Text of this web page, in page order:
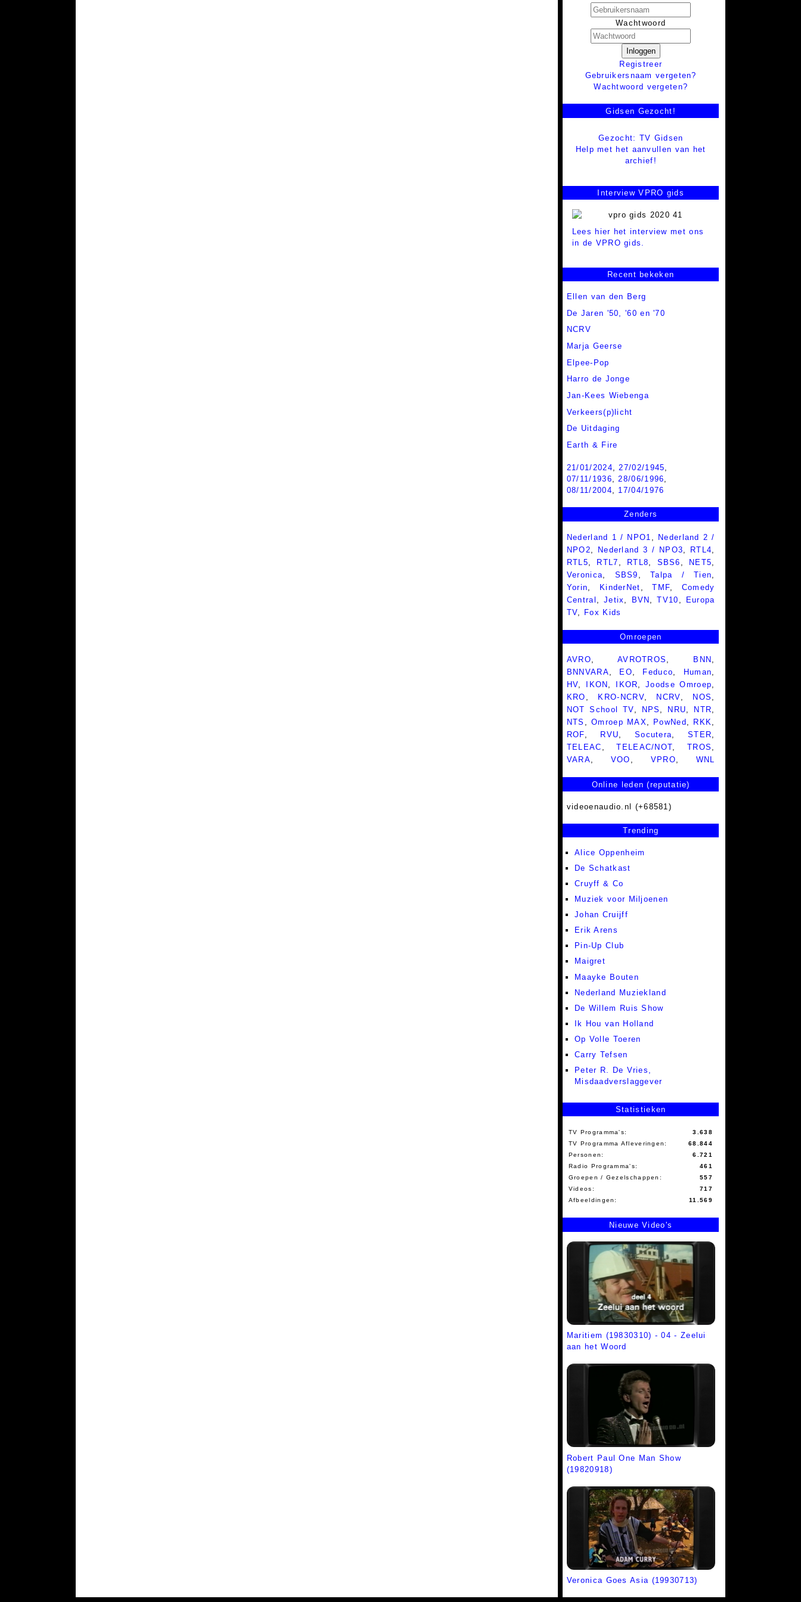
Wachtwoord
Inloggen
Registreer
Gebruikersnaam vergeten?
Wachtwoord vergeten?
Gidsen Gezocht!
Gezocht: TV Gidsen
Help met het aanvullen van het
archief!
Interview VPRO gids
Lees hier het interview met ons
in de VPRO gids.
Recent bekeken
Ellen van den Berg
De Jaren '50, '60 en '70
NCRV
Marja Geerse
Elpee-Pop
Harro de Jonge
Jan-Kees Wiebenga
Verkeers(p)licht
De Uitdaging
Earth & Fire
21/01/2024,27/02/1945,
07/11/1936,28/06/1996,
08/11/2004, 17/04/1976
Zenders
Nederland 1 / NPO1
Nederland 2 /
NPO2
Nederland 3 / NPO3 RTL4
RTL5
RTL7 RTL8 SBS6 NET5
Veronica
SBS9 ,Talpa / Tien
Yorin
KinderNet ,TMF
Comedy
Central
Jetix BVN ,TV10
Europa
TV
Fox Kids
Omroepen
AVRO, AVROTROS , BNN ,
BNNVARA, EO, Feduco, Human,
HV, IKON , IKOR,Joodse Omroep,
KRO , KRO-NCRV, NCRV, NOS ,
NOT School TV, NPS , NRU, NTR,
NTS ,Omroep MAX, PowNed , RKK,
ROF, RVU, Socutera,STER,
TELEAC ,TELEAC/NOT,TROS ,
VARA, VOO , VPRO, WNL
Online leden (reputatie)
videoenaudio.nl (+68581)
Trending
Alice Oppenheim
De Schatkast
Cruyff & Co
Muziek voor Miljoenen
Johan Cruijff
Erik Arens
Pin-Up Club
Maigret
Maayke Bouten
Nederland Muziekland
De Willem Ruis Show
Ik Hou van Holland
Op Volle Toeren
Carry Tefsen
Peter R. De Vries,
Misdaadverslaggever
Statistieken
TV Programma's:
3.638
TV Programma Afleveringen:
68.844
Personen:
6.721
Radio Programma's:
461
Groepen / Gezelschappen:
557
Videos:
717
Afbeeldingen:
11.569
Nieuwe Video's
Maritiem (19830310) - 04 - Zeelui
aan het Woord
Robert Paul One Man Show
(19820918)
Veronica Goes Asia (19930713)